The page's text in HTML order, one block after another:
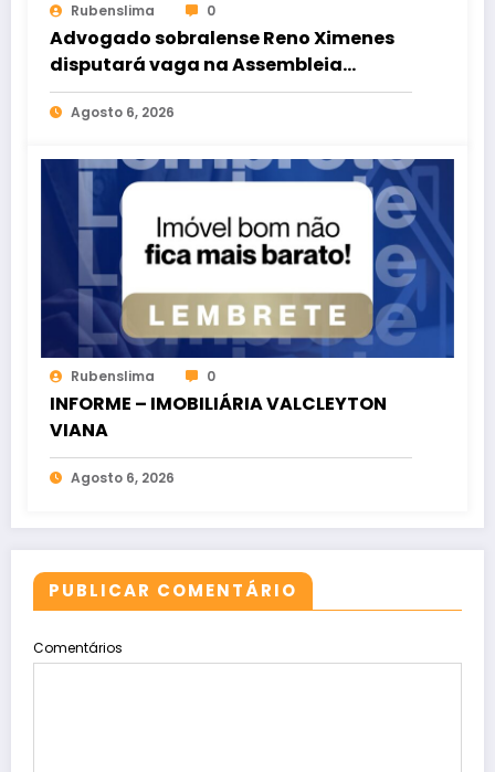
Rubenslima 0
Advogado sobralense Reno Ximenes
disputará vaga na Assembleia
Legislativa pelo PT
Agosto 6, 2026
Rubenslima 0
INFORME – IMOBILIÁRIA VALCLEYTON
VIANA
Agosto 6, 2026
PUBLICAR COMENTÁRIO
Comentários